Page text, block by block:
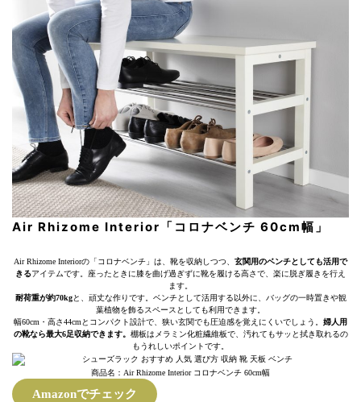
Air Rhizome Interior「コロナベンチ 60cm幅」
Air Rhizome Interiorの「コロナベンチ」は、靴を収納しつつ、 玄関用のベンチとしても活用で
きるアイテムです。座ったときに膝を曲げ過ぎずに靴を履ける高さで、楽に脱ぎ履きを行え
ます。
耐荷重が約70kgと、頑丈な作りです。ベンチとして活用する以外に、バッグの一時置きや観
葉植物を飾るスペースとしても利用できます。
幅60cm・高さ44cmとコンパクト設計で、狭い玄関でも圧迫感を覚えにくいでしょう。 婦人用
の靴なら最大6足収納できます。 棚板はメラミン化粧繊維板で、汚れてもサッと拭き取れるの
もうれしいポイントです。
商品名：Air Rhizome Interior コロナベンチ 60cm幅
Amazonでチェック